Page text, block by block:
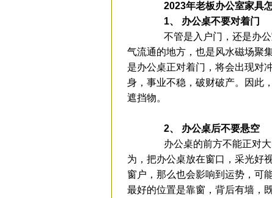
2023年老板办公室家具
1、 办公桌不要对着门
不管是入户门，还是办公
气流通的地方，也是风水磁场聚
是办公桌正对着门，将会出现对
身，事业不稳，破财破产。因此
遮挡物。
2、 办公桌后不要悬空
办公桌的前方不能正对大
为，把办公桌放在窗口，采光好
窗户，那么也会影响到运势，可
最好的位置是靠窗，背后有墙，